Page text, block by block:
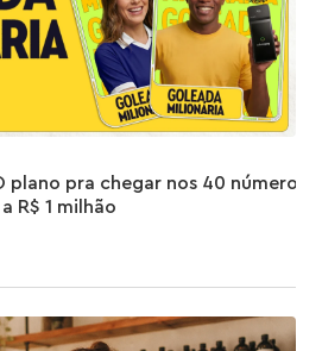
plano pra chegar nos 40 números
R$ 1 milhão